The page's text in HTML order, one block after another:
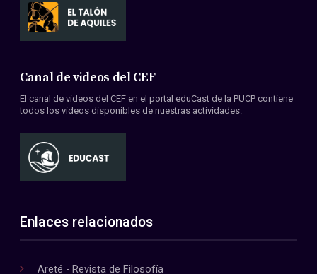
Canal de videos del CEF
El canal de videos del CEF en el portal eduCast de la PUCP contiene
todos los videos disponibles de nuestras actividades.
Enlaces relacionados
Areté - Revista de Filosofía